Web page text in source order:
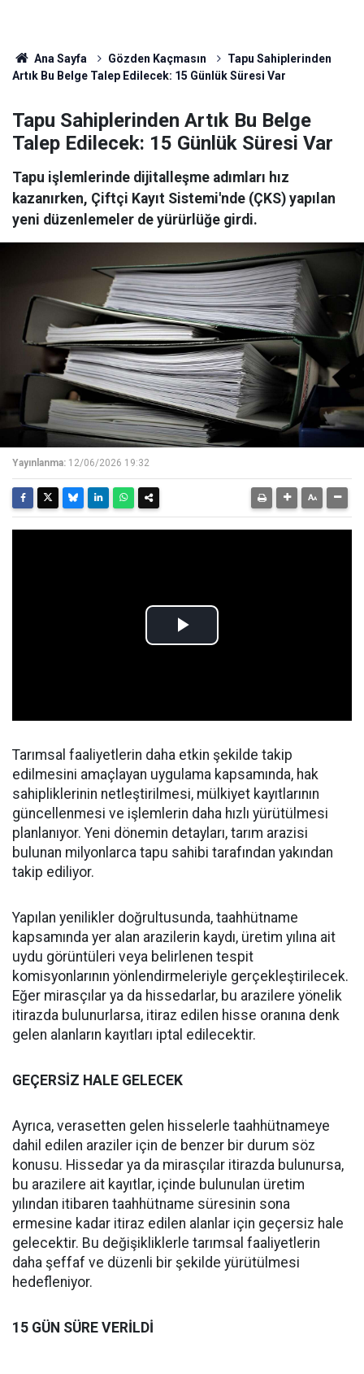
Ana Sayfa Gözden Kaçmasın
Tapu Sahiplerinden
Artık Bu Belge Talep Edilecek: 15 Günlük Süresi Var
Tapu Sahiplerinden Artık Bu Belge
Talep Edilecek: 15 Günlük Süresi Var
Tapu işlemlerinde dijitalleşme adımları hız
kazanırken, Çiftçi Kayıt Sistemi'nde (ÇKS) yapılan
yeni düzenlemeler de yürürlüğe girdi.
Yayınlanma: 12/06/2026 19:32
Tarımsal faaliyetlerin daha etkin şekilde takip
edilmesini amaçlayan uygulama kapsamında, hak
sahipliklerinin netleştirilmesi, mülkiyet kayıtlarının
güncellenmesi ve işlemlerin daha hızlı yürütülmesi
planlanıyor. Yeni dönemin detayları, tarım arazisi
bulunan milyonlarca tapu sahibi tarafından yakından
takip ediliyor.
Yapılan yenilikler doğrultusunda, taahhütname
kapsamında yer alan arazilerin kaydı, üretim yılına ait
uydu görüntüleri veya belirlenen tespit
komisyonlarının yönlendirmeleriyle gerçekleştirilecek.
Eğer mirasçılar ya da hissedarlar, bu arazilere yönelik
itirazda bulunurlarsa, itiraz edilen hisse oranına denk
gelen alanların kayıtları iptal edilecektir.
GEÇERSİZ HALE GELECEK
Ayrıca, verasetten gelen hisselerle taahhütnameye
dahil edilen araziler için de benzer bir durum söz
konusu. Hissedar ya da mirasçılar itirazda bulunursa,
bu arazilere ait kayıtlar, içinde bulunulan üretim
yılından itibaren taahhütname süresinin sona
ermesine kadar itiraz edilen alanlar için geçersiz hale
gelecektir. Bu değişikliklerle tarımsal faaliyetlerin
daha şeffaf ve düzenli bir şekilde yürütülmesi
hedefleniyor.
15 GÜN SÜRE VERİLDİ